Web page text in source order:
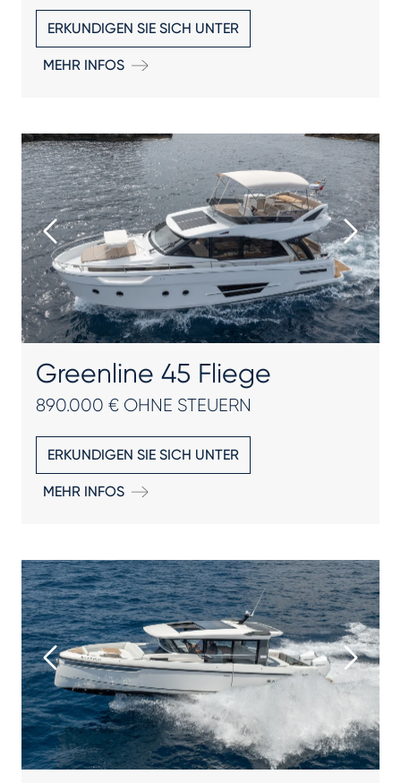
ERKUNDIGEN SIE SICH UNTER
MEHR INFOS
Greenline 45 Fliege
890.000 € OHNE STEUERN
ERKUNDIGEN SIE SICH UNTER
MEHR INFOS